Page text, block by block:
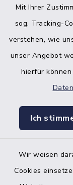
Mit Ihrer
sog. Tracking-
verstehen, wie
unser Angebot
hierfür
Ich
Wir weisen
Cookies